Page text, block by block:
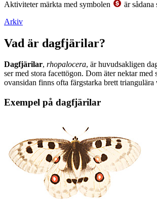
Aktiviteter märkta med symbolen
är
Arkiv
Vad är dagfjärilar?
Dagfjärilar, rhopalocera, är huvudsakligen
ser med stora facettögon. Dom äter nektar
ovansidan finns ofta färgstarka brett
Exempel på dagfjärilar